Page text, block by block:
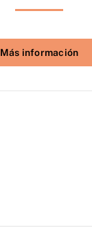
Más información